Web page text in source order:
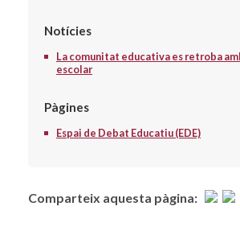
Notícies
La comunitat educativa es retroba
escolar
Pàgines
Espai de Debat Educatiu (EDE)
Comparteix aquesta pàgina: